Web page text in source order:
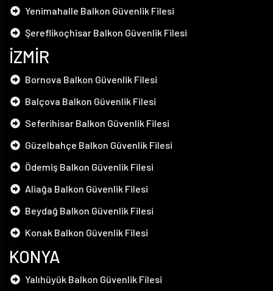
Yenimahalle Balkon Güvenlik Filesi
Şereflikoçhisar Balkon Güvenlik Filesi
İZMİR
Bornova Balkon Güvenlik Filesi
Balçova Balkon Güvenlik Filesi
Seferihisar Balkon Güvenlik Filesi
Güzelbahçe Balkon Güvenlik Filesi
Ödemiş Balkon Güvenlik Filesi
Aliağa Balkon Güvenlik Filesi
Beydağ Balkon Güvenlik Filesi
Konak Balkon Güvenlik Filesi
KONYA
Yalıhüyük Balkon Güvenlik Filesi